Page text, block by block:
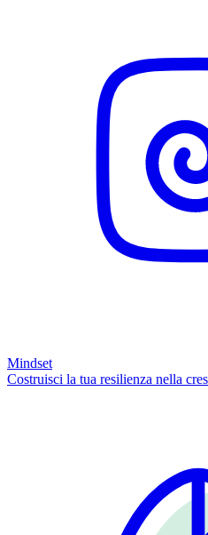
Mindset
Costruisci la tua resilienza nella